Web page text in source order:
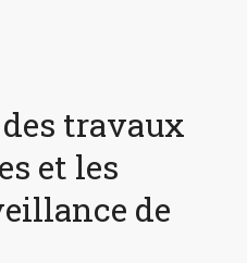
travaux
et les
de